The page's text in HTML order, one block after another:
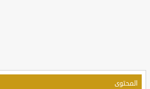
المحتوى